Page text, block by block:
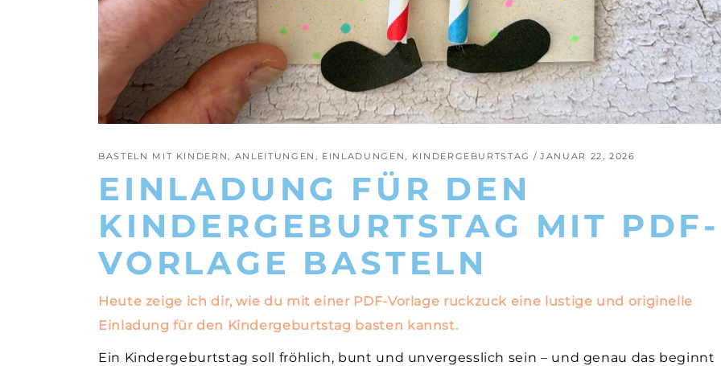
BASTELN MIT KINDERN, ANLEITUNGEN , EINLADUNGEN, KINDERGEBURTSTAG JANUAR 22, 2026
EINLADUNG FÜR DEN
KINDERGEBURTSTAG MIT PDF-
VORLAGE BASTELN
Heute zeige ich dir, wie du mit einer PDF-Vorlage ruckzuck eine lustige und originelle
Einladung für den Kindergeburtstag basten kannst.
Ein Kindergeburtstag soll fröhlich, bunt und unvergesslich sein – und genau das beginnt